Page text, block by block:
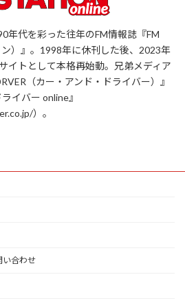
年代を彩った往年のFM情報誌『FM
）』。1998年に休刊した後、2023年
イトとして本格再始動。兄弟メディア
（カー・アンド・ドライバー）』
イバー online』
）。
い合わせ